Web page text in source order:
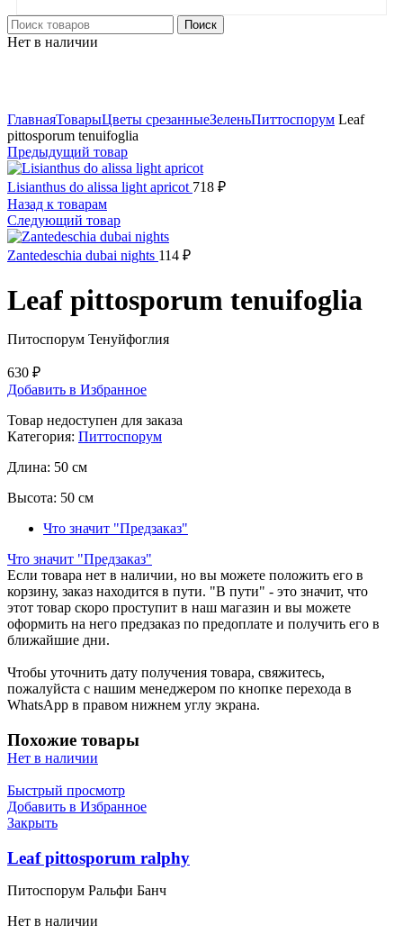
Поиск
Нет в наличии
ГлавнаяТоварыЦветы срезанныеЗеленьПиттоспорум Leaf
pittosporum tenuifoglia
Предыдущий товар
Lisianthus do alissa light apricot 718 ₽
Назад к товарам
Следующий товар
Zantedeschia dubai nights 114 ₽
Leaf pittosporum tenuifoglia
Питоспорум Тенуйфоглия
630 ₽
Добавить в Избранное
Товар недоступен для заказа
Категория: Питтоспорум
Длина: 50 см
Высота: 50 см
Что значит "Предзаказ"
Что значит "Предзаказ"
Если товара нет в наличии, но вы можете положить его в
корзину, заказ находится в пути. "В пути" - это значит, что
этот товар скоро проступит в наш магазин и вы можете
оформить на него предзаказ по предоплате и получить его в
ближайшие дни.
Чтобы уточнить дату получения товара, свяжитесь,
пожалуйста с нашим менеджером по кнопке перехода в
WhatsApp в правом нижнем углу экрана.
Похожие товары
Нет в наличии
Быстрый просмотр
Добавить в Избранное
Закрыть
Leaf pittosporum ralphy
Питоспорум Ральфи Банч
Нет в наличии